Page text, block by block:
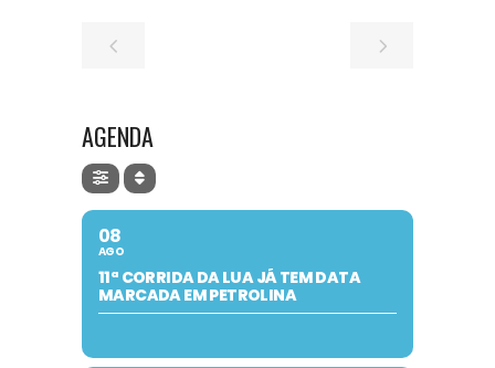
AGENDA
08
AGO
11ª CORRIDA DA LUA JÁ TEM DATA
MARCADA EM PETROLINA